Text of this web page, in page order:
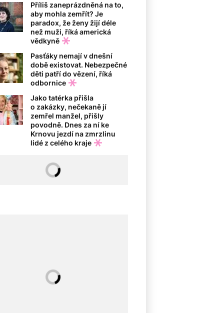
Příliš zaneprázdněná na to,
aby mohla zemřít? Je
paradox, že ženy žijí déle
než muži, říká americká
vědkyně
Pasťáky nemají v dnešní
době existovat. Nebezpečné
děti patří do vězení, říká
odbornice
Jako tatérka přišla
o zakázky, nečekaně jí
zemřel manžel, přišly
povodně. Dnes za ní ke
Krnovu jezdí na zmrzlinu
lidé z celého kraje